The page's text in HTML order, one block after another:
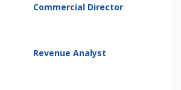
Commercial Director
Revenue Analyst